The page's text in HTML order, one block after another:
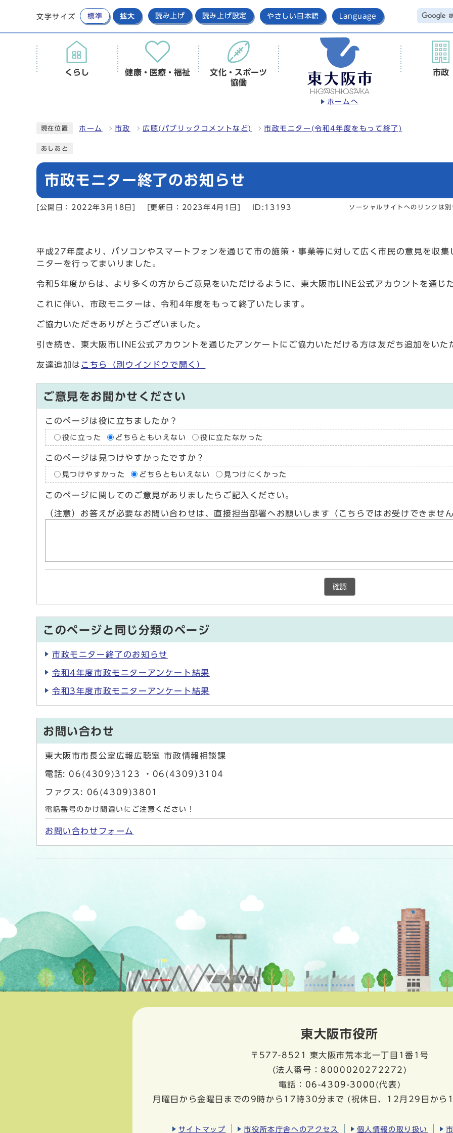
文字サイズ 標準 拡大 読み上げ 読み上げ設定 やさしい日本語 Language
ホームへ
くらし 健康・医療・福祉
文化・スポーツ
協働
市政
現在位置 ホーム 市政 広聴(パブリックコメントなど) 市政モニター(令和4年度をもって終了)
あしあと
市政モニター終了のお知らせ
[公開日：2022年3月18日] [更新日：2023年4月1日] ID:13193 ソーシャルサイトへのリンクは
平成27年度より、パソコンやスマートフォンを通じて市の施策・事業等に対して広く市民の意見を収
ニターを行ってまいりました。
令和5年度からは、より多くの方からご意見をいただけるように、東大阪市LINE公式アカウントを通じ
これに伴い、市政モニターは、令和4年度をもって終了いたします。
ご協力いただきありがとうございました。
引き続き、東大阪市LINE公式アカウントを通じたアンケートにご協力いただける方は友だち追加をいた
友達追加は こちら （別ウインドウで開く）
ご意見をお聞かせください
このページは役に立ちましたか？
役に立った どちらともいえない 役に立たなかった
このページは見つけやすかったですか？
見つけやすかった どちらともいえない 見つけにくかった
このページに関してのご意見がありましたらご記入ください。
（注意）お答えが必要なお問い合わせは、直接担当部署へお願いします（こちらではお受けできませ
確認
このページと同じ分類のページ
市政モニター終了のお知らせ
令和4年度市政モニターアンケート結果
令和3年度市政モニターアンケート結果
お問い合わせ
東大阪市市長公室広報広聴室 市政情報相談課
電話: 06(4309)3123 ・06(4309)3104
ファクス: 06(4309)3801
電話番号のかけ間違いにご注意ください！
お問い合わせフォーム
東大阪市役所
〒577-8521
東大阪市荒本北一丁目1番1号
(法人番号：8000020272272)
電話： 06-4309-3000 (代表)
月曜日から金曜日までの9時から17時30分まで (祝休日、12月29日から
サイトマップ 市役所本庁舎へのアクセス 個人情報の取り扱い